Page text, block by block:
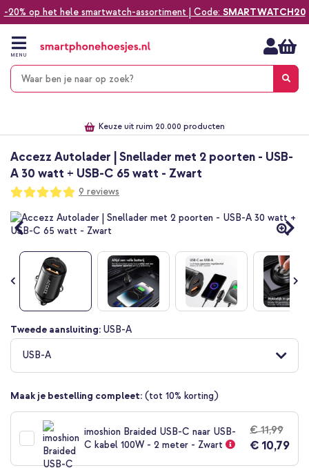
-20% op het hele smartwatch-assortiment | Code: SMARTWATCH20
naar
inhoud
MENU
Keuze uit ruim 20.000 producten
Accezz Autolader | Snellader met 2 poorten - USB-
A 30 watt + USB-C 65 watt - Zwart
Waardering:
98
100
9 reviews
Ga
naar
einde
de
afbeeldingen-
gallerij
Ga
naar
het
begin
de
Tweede aansluiting: USB-A
USB-A
Maak je bestelling compleet: (tot 10% korting)
imoshion Braided USB-C naar USB-
C kabel 100W - 2 meter - Zwart
€ 11,99
€ 10,79